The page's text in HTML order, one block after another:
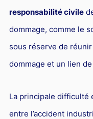
responsabilité civile
dommage, comme le
sous réserve de
dommage et un lien
La principale difficulté
entre l’accident